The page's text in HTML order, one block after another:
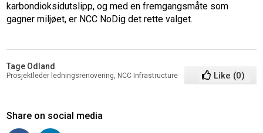
karbondioksidutslipp, og med en fremgangsmåte som
gagner miljøet, er NCC NoDig det rette valget.
Tage Odland
Prosjektleder ledningsrenovering, NCC Infrastructure Like (0)
Share on social media